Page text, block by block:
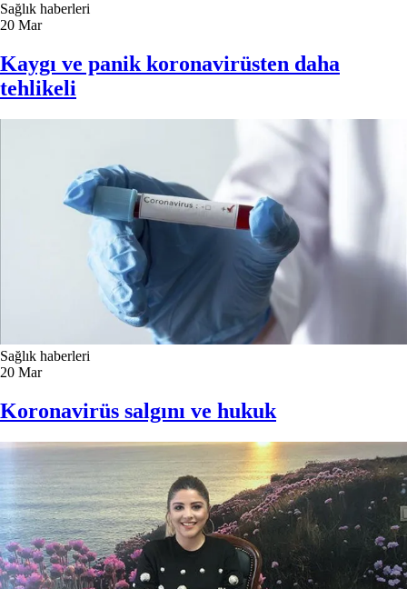
Sağlık haberleri
20 Mar
Kaygı ve panik koronavirüsten daha
tehlikeli
Sağlık haberleri
20 Mar
Koronavirüs salgını ve hukuk